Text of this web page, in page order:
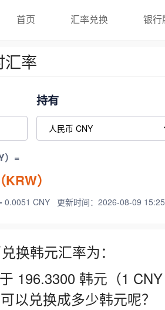
首页 汇率兑换 银行
汇率
持有
）=
）
0.0051 CNY 更新时间：2026-08-09
换韩元汇率为：
196.3300 韩元（1
以兑换成多少韩元呢？